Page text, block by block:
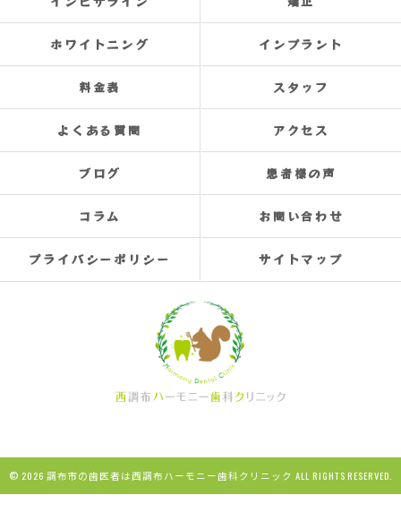
ホワイトニング インプラント
料金表 スタッフ
よくある質問 アクセス
ブログ 患者様の声
コラム お問い合わせ
プライバシーポリシー サイトマップ
© 2026 調布市の歯医者は西調布ハーモニー歯科クリニック ALL RIGHTS RESERVED.